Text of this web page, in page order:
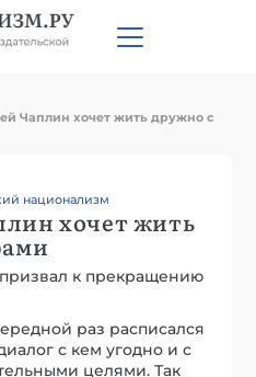
Чаплин хочет жить дружно с
национализм
хочет жить
к прекращению
раз расписался
с кем угодно и с
целями. Так